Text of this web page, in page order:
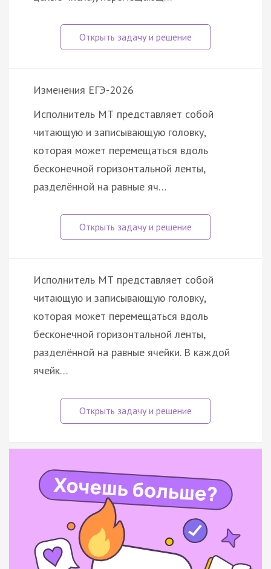
Изменения ЕГЭ-2026
Исполнитель МТ представляет собой
читающую и записывающую головку,
которая может перемещаться вдоль
бесконечной горизонтальной ленты,
разделённой на равные яч…
Исполнитель МТ представляет собой
читающую и записывающую головку,
которая может перемещаться вдоль
бесконечной горизонтальной ленты,
разделённой на равные ячейки. В каждой
ячейк…